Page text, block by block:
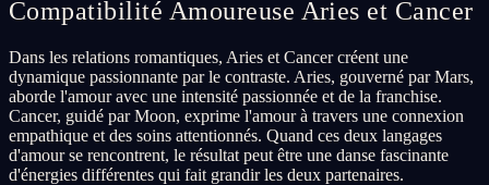
Compatibilité Amoureuse Aries et Cancer
Dans les relations romantiques, Aries et Cancer créent une
dynamique passionnante par le contraste. Aries, gouverné par Mars,
aborde l'amour avec une intensité passionnée et de la franchise.
Cancer, guidé par Moon, exprime l'amour à travers une connexion
empathique et des soins attentionnés. Quand ces deux langages
d'amour se rencontrent, le résultat peut être une danse fascinante
d'énergies différentes qui fait grandir les deux partenaires.